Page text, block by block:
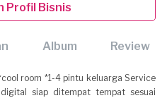
Profil Bisnis
Album Review
room *1-4 pintu keluarga Service
siap ditempat tempat sesuai